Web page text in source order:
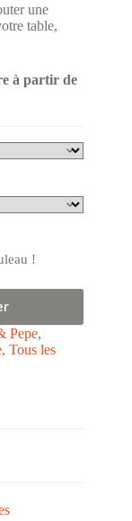
une
table,
à partir de
!
Pepe,
, Tous les